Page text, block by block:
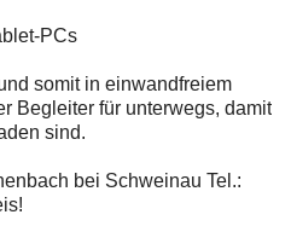
PCs
somit in einwandfreiem
Begleiter für unterwegs, damit
sind.
bei Schweinau Tel.: